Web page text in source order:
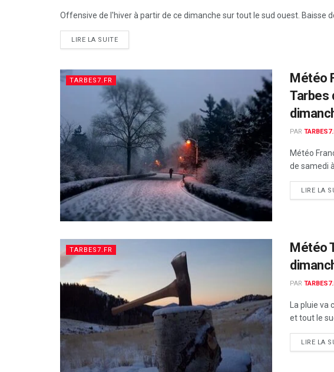
Offensive de l'hiver à partir de ce dimanche sur tout le sud ouest. Baisse
LIRE LA SUITEDETAILS
TARBES7.FR
Météo
Tarbes
PAR
Météo
de samedi
LIRE LA
TARBES7.FR
Météo
PAR
La pluie
et tout le
LIRE LA